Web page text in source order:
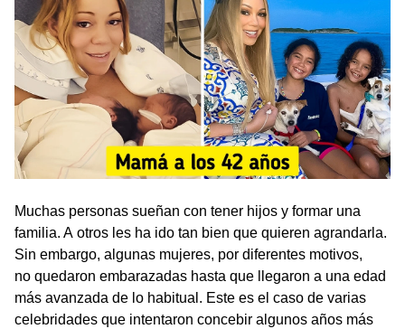
Muchas personas sueñan con tener hijos y formar una
familia. A otros les ha ido tan bien que quieren agrandarla.
Sin embargo, algunas mujeres, por diferentes motivos,
no quedaron embarazadas hasta que llegaron a una edad
más avanzada de lo habitual. Este es el caso de varias
celebridades que intentaron concebir algunos años más